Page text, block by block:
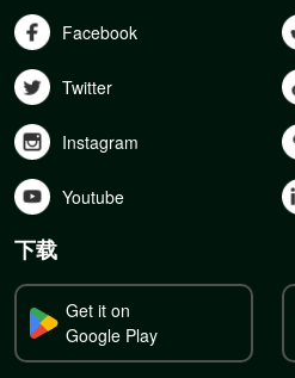
Facebook
Twitter
Instagram
Youtube
下载
Get it on
Google Play